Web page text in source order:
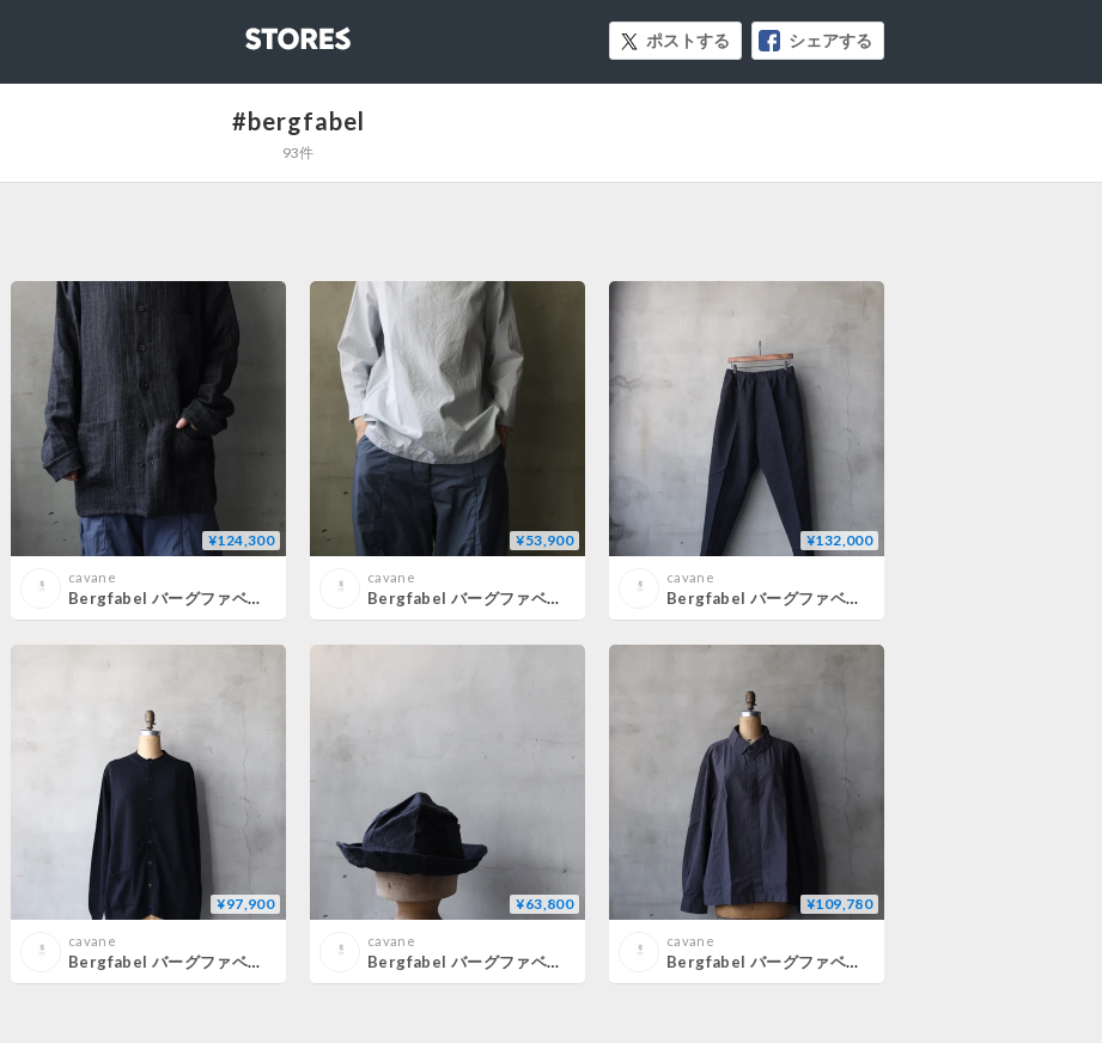
STORES ポストする シェアする
#bergfabel
93件
¥124,300
cavane
Bergfabel バーグファベル / Worker Shirtシャツ/ BFMSH30/355
¥53,900
cavane
Bergfabel バーグファベル / mara shirtシャツ/ BFWSH136/ K52
¥132,000
cavane
Bergfabel バーグファベル / Niko pantsパンツ/ BFMP214/320
¥97,900
cavane
Bergfabel バーグファベル / Pat Cardiganカーディガン / BFUW39/C01
¥63,800
cavane
Bergfabel バーグファベル / Emi Hat帽子/ BFUH05/320
¥109,780
cavane
Bergfabel バーグファベル / Over Shirtシャツ / BFMSH263/K141